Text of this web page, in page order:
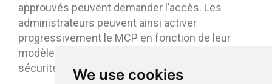
We use cookies
approuvés peuvent demander l’accès. Les
administrateurs peuvent ainsi activer
progressivement le MCP en fonction de leur
modèle de gouvernance, de leurs politiques de
sécurité ou de leurs fournisseurs d’IA préférés.